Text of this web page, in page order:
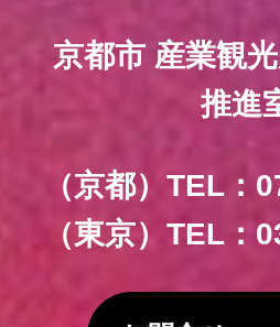
京都市 産業観
推進
（京都）TEL：
（東京）TEL：